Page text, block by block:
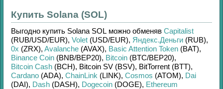
Купить Solana (SOL)
Выгодно купить Solana SOL можно обменяв Capitalist
(RUB/USD/EUR), Volet (USD/EUR), Яндекс.Деньги (RUB),
0x (ZRX), Avalanche (AVAX), Basic Attention Token (BAT),
Binance Coin (BNB/BEP20), Bitcoin (BTC/BEP20),
Bitcoin Cash (BCH), Bitcoin SV (BSV), BitTorrent (BTT),
Cardano (ADA), ChainLink (LINK), Cosmos (ATOM), Dai
(DAI), Dash (DASH), Dogecoin (DOGE), Ethereum